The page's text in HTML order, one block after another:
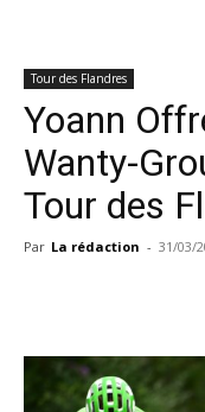
Tour des Flandres
Yoann
Wanty-
Tour des
Par La rédaction - 31/03/